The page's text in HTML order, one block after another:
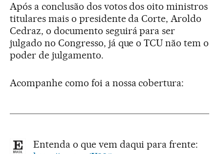
Após a conclusão dos votos dos oito ministros
titulares mais o presidente da Corte, Aroldo
Cedraz, o documento seguirá para ser
julgado no Congresso, já que o TCU não tem o
poder de julgamento.
Acompanhe como foi a nossa cobertura:
Entenda o que vem daqui para frente: